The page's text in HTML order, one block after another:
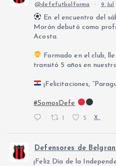
@defefutbolforma · 9 Jul
En el encuentro del
Morón debutó como
Acosta.
Formado en el club,
transitó 5 años en
¡Felicitaciones,
#SomosDefe
1 5 X
Defensores de
¡Feliz Día de la